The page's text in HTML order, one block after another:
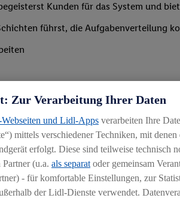
Kunden für das System und
führst, die Aufgabenverteilung
mit idealerweise erster
andere zu begeistern und zu
an wechselnde Aufgaben
Zur Verarbeitung Ihrer Daten
und Lidl-Apps verarbeiten Ihre
mittels verschiedener Techniken, mit
erfolgt. Diese sind teilweise technisch
(u.a. als separat oder gemeinsam
- für komfortable Einstellungen, zur
der Lidl-Dienste verwendet.